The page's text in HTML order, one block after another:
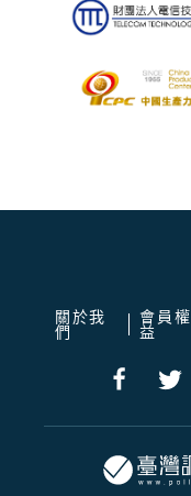
關於我
們
會員權
益